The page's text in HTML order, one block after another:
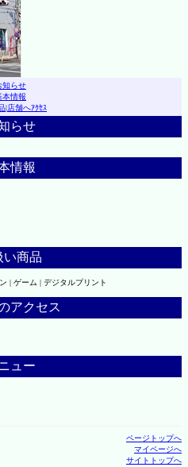
知らせ
本情報
|店舗へｱｸｾｽ
らせ
情報
い商品
| ゲーム | デジタルプリント
アクセス
ュー
ページトップへ
マイページへ
サイトトップへ